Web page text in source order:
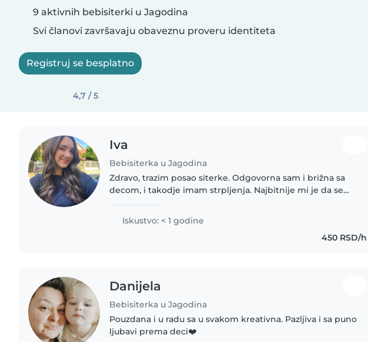
9 aktivnih bebisiterki u Jagodina
Svi članovi završavaju obaveznu proveru identiteta
Registruj se besplatno
4,7 / 5
Iva
Bebisiterka u Jagodina
Zdravo, trazim posao siterke. Odgovorna sam i brižna sa
decom, i takodje imam strpljenja. Najbitnije mi je da se
Iskustvo: < 1 godine
450 RSD/h
Danijela
Bebisiterka u Jagodina
Pouzdana i u radu sa u svakom kreativna. Pazljiva i sa puno
ljubavi prema deci❤️